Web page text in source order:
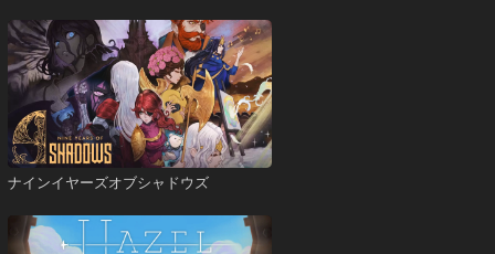
ナインイヤーズオブシャドウズ